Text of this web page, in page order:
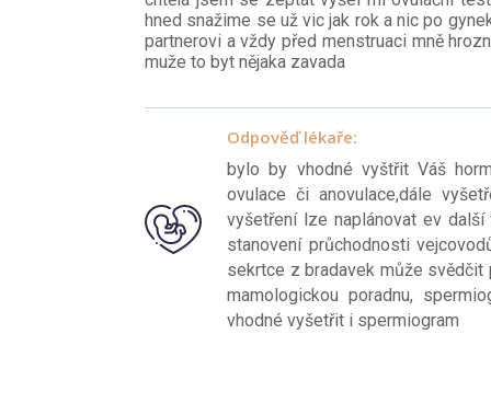
hned snažime se už vic jak rok a nic po
partnerovi a vždy před menstruaci mně
muže to byt nějaka zavada
Odpověď lékaře:
bylo by vhodné vyštřit Váš
ovulace či anovulace,dále
vyšetření lze naplánovat ev
stanovení průchodnosti
sekrtce z bradavek může
mamologickou poradnu,
vhodné vyšetřit i spermiogram